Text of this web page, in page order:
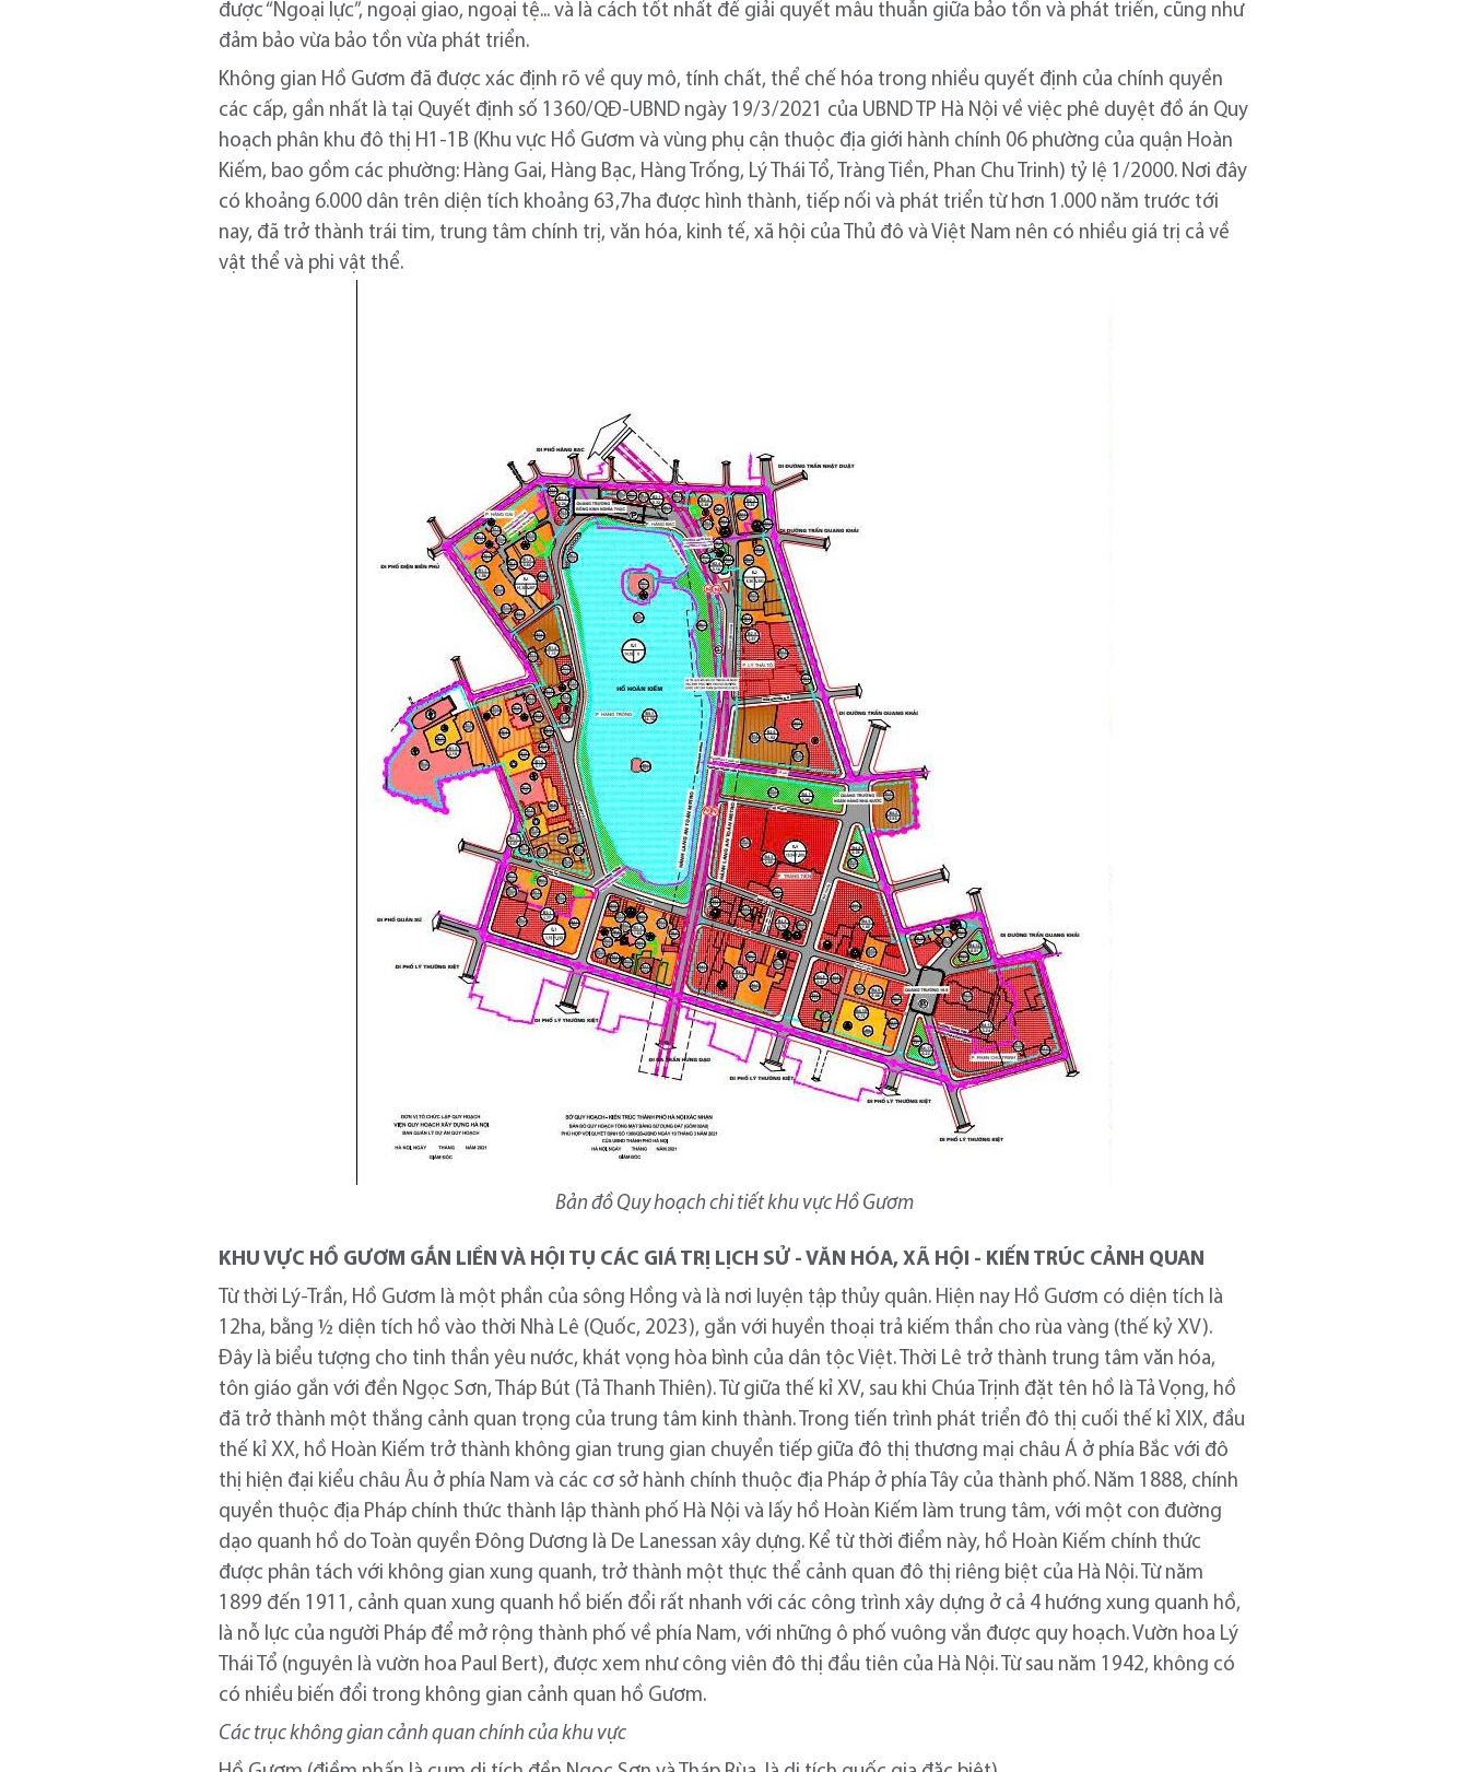
được “Ngoại lực”, ngoại giao, ngoại tệ... và là cách tốt nhất để giải quyết mâu thuẫn giữa bảo tồn và phát triển, cũng như
đảm bảo vừa bảo tồn vừa phát triển.
Không gian Hồ Gươm đã được xác định rõ về quy mô, tính chất, thể chế hóa trong nhiều quyết định của chính quyền
các cấp, gần nhất là tại Quyết định số 1360/QĐ-UBND ngày 19/3/2021 của UBND TP Hà Nội về việc phê duyệt đồ án Quy
hoạch phân khu đô thị H1-1B (Khu vực Hồ Gươm và vùng phụ cận thuộc địa giới hành chính 06 phường của quận Hoàn
Kiếm, bao gồm các phường: Hàng Gai, Hàng Bạc, Hàng Trống, Lý Thái Tổ, Tràng Tiền, Phan Chu Trinh) tỷ lệ 1/2000. Nơi đây
có khoảng 6.000 dân trên diện tích khoảng 63,7ha được hình thành, tiếp nối và phát triển từ hơn 1.000 năm trước tới
nay, đã trở thành trái tim, trung tâm chính trị, văn hóa, kinh tế, xã hội của Thủ đô và Việt Nam nên có nhiều giá trị cả về
vật thể và phi vật thể.
Bản đồ Quy hoạch chi tiết khu vực Hồ Gươm
KHU VỰC HỒ GƯƠM GẮN LIỀN VÀ HỘI TỤ CÁC GIÁ TRỊ LỊCH SỬ - VĂN HÓA, XÃ HỘI - KIẾN TRÚC CẢNH QUAN
Từ thời Lý-Trần, Hồ Gươm là một phần của sông Hồng và là nơi luyện tập thủy quân. Hiện nay Hồ Gươm có diện tích là
12ha, bằng ½ diện tích hồ vào thời Nhà Lê (Quốc, 2023), gắn với huyền thoại trả kiếm thần cho rùa vàng (thế kỷ XV).
Đây là biểu tượng cho tinh thần yêu nước, khát vọng hòa bình của dân tộc Việt. Thời Lê trở thành trung tâm văn hóa,
tôn giáo gắn với đền Ngọc Sơn, Tháp Bút (Tả Thanh Thiên). Từ giữa thế kỉ XV, sau khi Chúa Trịnh đặt tên hồ là Tả Vọng, hồ
đã trở thành một thắng cảnh quan trọng của trung tâm kinh thành. Trong tiến trình phát triển đô thị cuối thế kỉ XIX, đầu
thế kỉ XX, hồ Hoàn Kiếm trở thành không gian trung gian chuyển tiếp giữa đô thị thương mại châu Á ở phía Bắc với đô
thị hiện đại kiểu châu Âu ở phía Nam và các cơ sở hành chính thuộc địa Pháp ở phía Tây của thành phố. Năm 1888, chính
quyền thuộc địa Pháp chính thức thành lập thành phố Hà Nội và lấy hồ Hoàn Kiếm làm trung tâm, với một con đường
dạo quanh hồ do Toàn quyền Đông Dương là De Lanessan xây dựng. Kể từ thời điểm này, hồ Hoàn Kiếm chính thức
được phân tách với không gian xung quanh, trở thành một thực thể cảnh quan đô thị riêng biệt của Hà Nội. Từ năm
1899 đến 1911, cảnh quan xung quanh hồ biến đổi rất nhanh với các công trình xây dựng ở cả 4 hướng xung quanh hồ,
là nỗ lực của người Pháp để mở rộng thành phố về phía Nam, với những ô phố vuông vắn được quy hoạch. Vườn hoa Lý
Thái Tổ (nguyên là vườn hoa Paul Bert), được xem như công viên đô thị đầu tiên của Hà Nội. Từ sau năm 1942, không có
có nhiều biến đổi trong không gian cảnh quan hồ Gươm.
Các trục không gian cảnh quan chính của khu vực